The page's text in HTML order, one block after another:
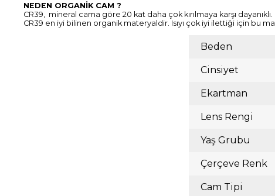
NEDEN ORGANİK CAM ?
CR39, mineral cama göre 20 kat daha çok kırılmaya karşı
CR39 en iyi bilinen organik materyaldir. Isıyı çok iyi ilettiği için bu
Beden
Cinsiyet
Ekartman
Lens Rengi
Yaş Grubu
Çerçeve Renk
Cam Tipi